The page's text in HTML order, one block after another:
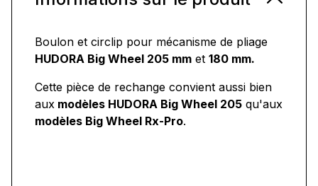
Boulon et circlip pour mécanisme de pliage
HUDORA Big Wheel 205 mm et 180 mm.
Cette pièce de rechange convient aussi bien
aux modèles HUDORA Big Wheel 205 qu'aux
modèles Big Wheel Rx-Pro.